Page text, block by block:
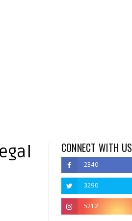
CONNECT WITH US
2340
3290
5212